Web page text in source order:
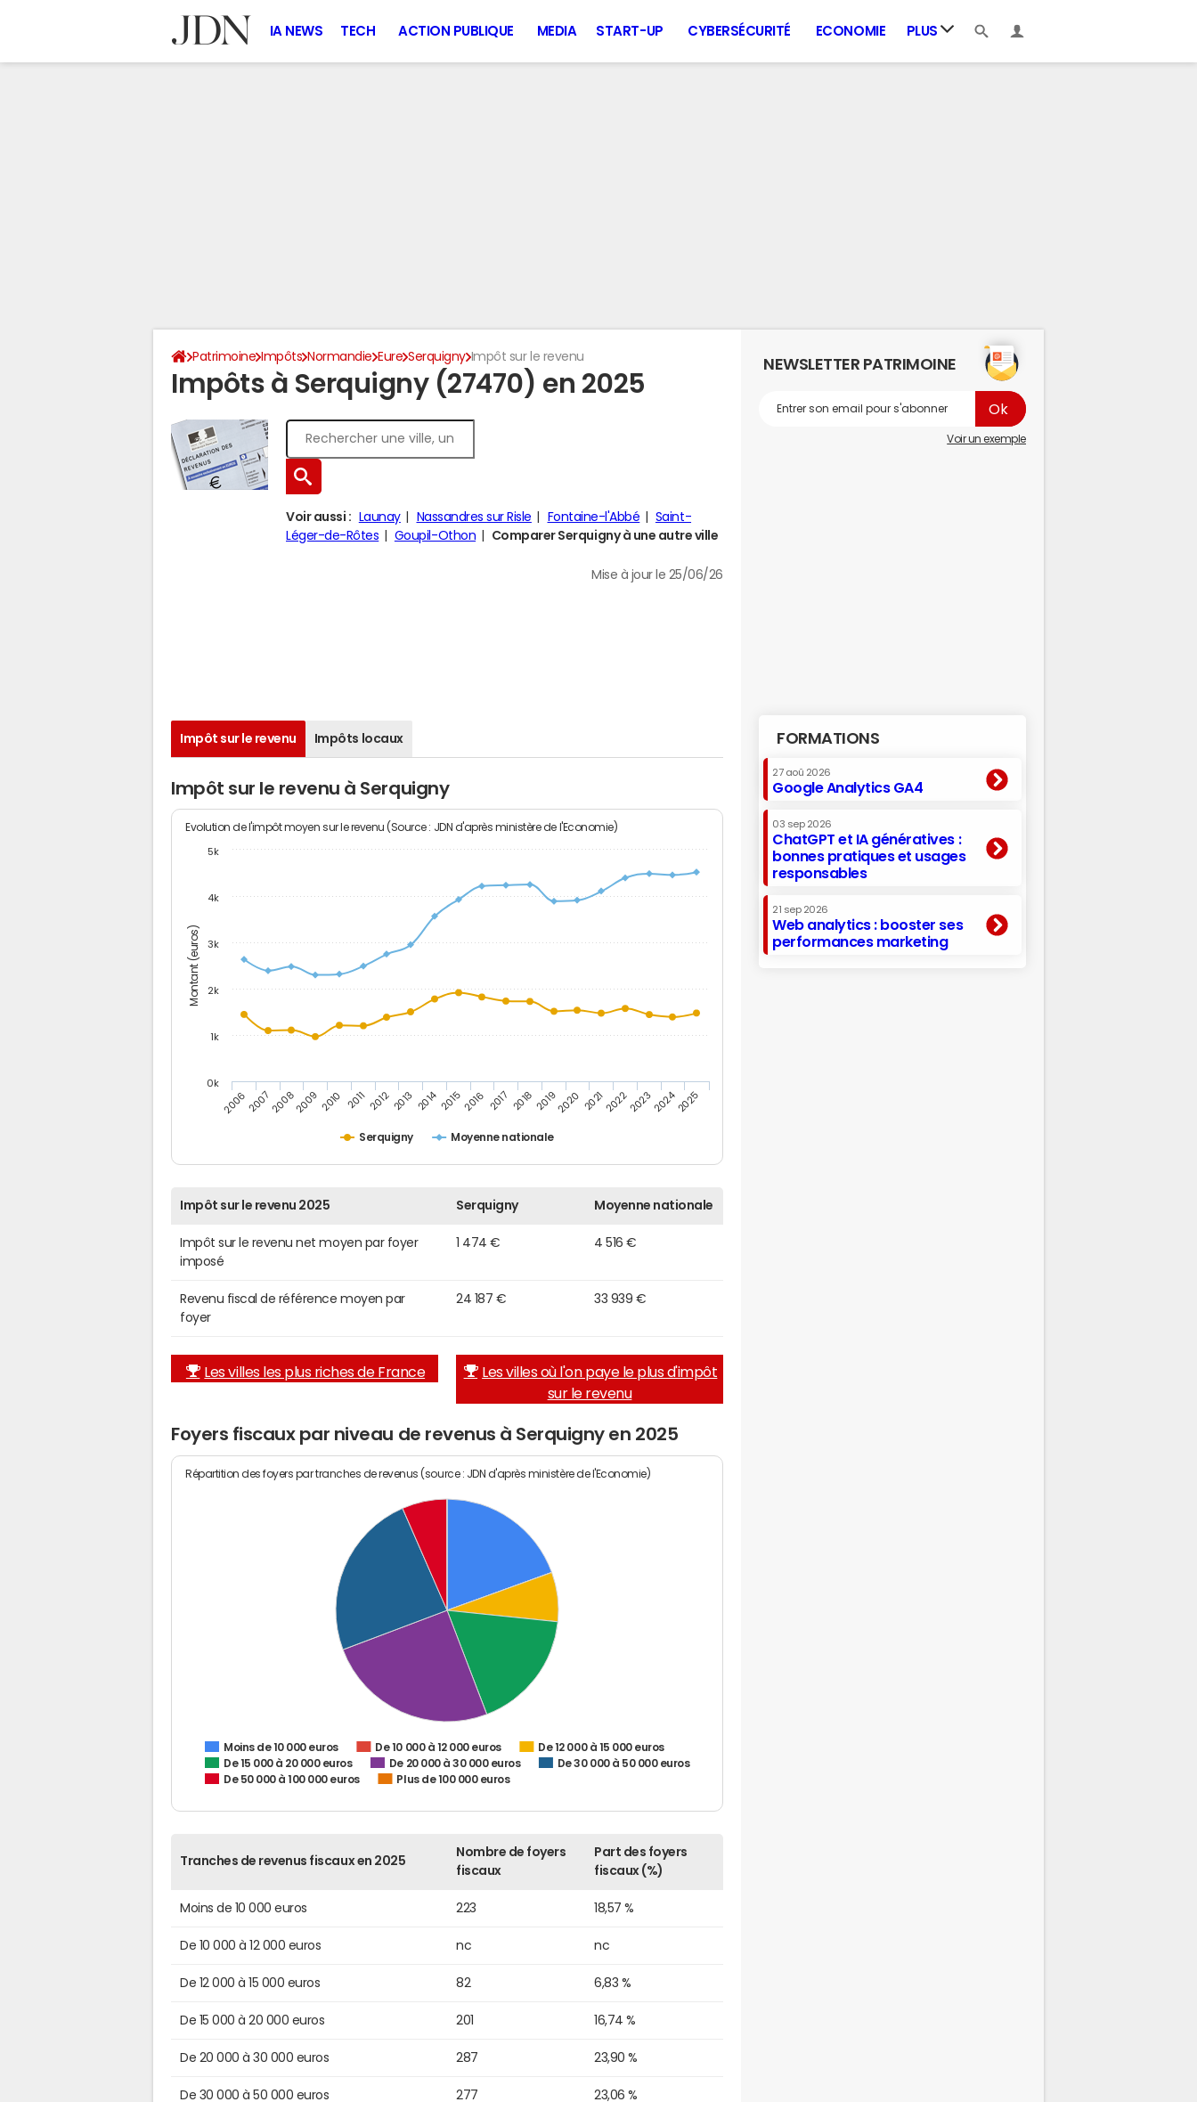
IA NEWS TECH ACTION PUBLIQUE MEDIA START-UP CYBERSÉCURITÉ ECONOMIE PLUS
Patrimoine Impôts Normandie Eure Serquigny Impôt sur le revenu
Impôts à Serquigny (27470) en 2025
Voir aussi : Launay Nassandres sur Risle Fontaine-l'Abbé
Saint-
Léger-de-Rôtes
Goupil-Othon Comparer Serquigny à une autre ville
Mise à jour le 25/06/26
Impôt sur le revenu Impôts locaux
Impôt sur le revenu à Serquigny
Montant (euros)
Evolution de l'impôt moyen sur le revenu (Source : JDN d'après ministère de l'Economie)
Serquigny Moyenne nationale
20062007200820092010 2011 20122013 201420152016 2017 201820192020 20212022202320242025
0k
1k
2k
3k
4k
5k
Impôt sur le revenu 2025 Serquigny Moyenne nationale
Impôt sur le revenu net moyen par foyer
imposé
1 474 € 4 516 €
Revenu fiscal de référence moyen par
foyer
24 187 € 33 939 €
Les villes les plus riches de France
Les villes où l'on paye le plus d'impôt
sur le revenu
Foyers fiscaux par niveau de revenus à Serquigny en 2025
Répartition des foyers par tranches de revenus (source : JDN d'après ministère de l'Economie)
Moins de 10 000 euros De 10 000 à 12 000 euros
De 12 000 à 15 000 euros
De 15 000 à 20 000 euros
De 20 000 à 30 000 euros
De 30 000 à 50 000 euros
De 50 000 à 100 000 euros
Plus de 100 000 euros
Tranches de revenus fiscaux en 2025
Nombre de foyers
fiscaux
Part des foyers
fiscaux (%)
Moins de 10 000 euros 223 18,57 %
De 10 000 à 12 000 euros nc nc
De 12 000 à 15 000 euros 82 6,83 %
De 15 000 à 20 000 euros 201 16,74 %
De 20 000 à 30 000 euros 287 23,90 %
De 30 000 à 50 000 euros 277 23,06 %
NEWSLETTER PATRIMOINE
Voir un exemple
FORMATIONS
27 aoû 2026
Google Analytics GA4
03 sep 2026
ChatGPT et IA génératives :
bonnes pratiques et usages
responsables
21 sep 2026
Web analytics : booster ses
performances marketing